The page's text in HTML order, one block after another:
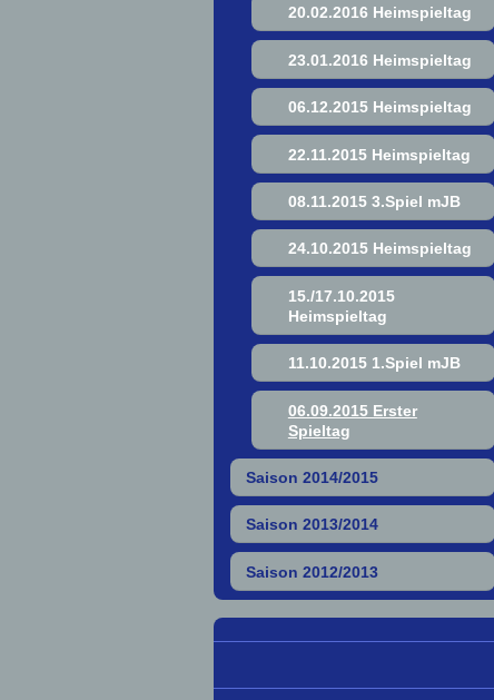
20.02.2016 Heimspieltag
23.01.2016 Heimspieltag
06.12.2015 Heimspieltag
22.11.2015 Heimspieltag
08.11.2015 3.Spiel mJB
24.10.2015 Heimspieltag
15./17.10.2015
Heimspieltag
11.10.2015 1.Spiel mJB
06.09.2015 Erster
Spieltag
Saison 2014/2015
Saison 2013/2014
Saison 2012/2013